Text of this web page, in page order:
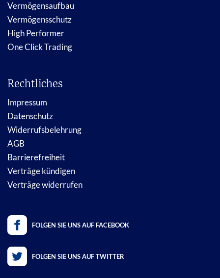
Vermögensaufbau
Vermögensschutz
High Performer
One Click Trading
Rechtliches
Impressum
Datenschutz
Widerrufsbelehrung
AGB
Barrierefreiheit
Verträge kündigen
Verträge widerrufen
FOLGEN SIE UNS AUF FACEBOOK
FOLGEN SIE UNS AUF TWITTER